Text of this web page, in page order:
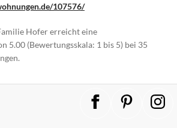
107576/
Hofer erreicht eine
5.00 (Bewertungsskala: 1 bis 5) bei 35